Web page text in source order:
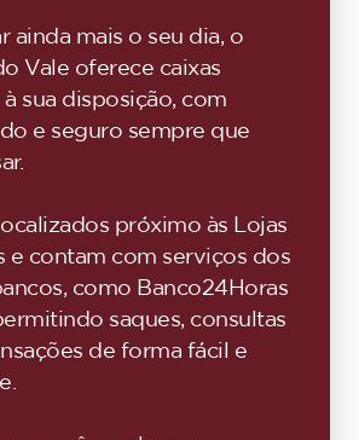
ainda mais o seu dia, o
Vale oferece caixas
sua disposição, com
e seguro sempre que
próximo às Lojas
e contam com serviços dos
como Banco24Horas
saques, consultas
de forma fácil e